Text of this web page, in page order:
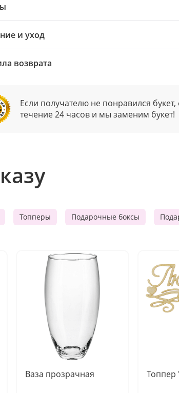
и уход
возврата
Если получателю не понравился
течение 24 часов и мы заменим букет!
Топперы Подарочные боксы
Ваза прозрачная